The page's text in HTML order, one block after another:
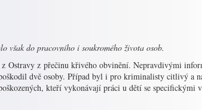
však do pracovního i soukromého života osob.
Ostravy z přečinu křivého obvinění. Nepravdivými
dvě osoby. Případ byl i pro kriminalisty citlivý a
kteří vykonávají práci u dětí se specifickými